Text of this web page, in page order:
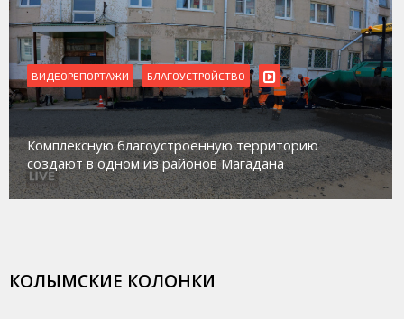
ВИДЕОРЕПОРТАЖИ БЛАГОУСТРОЙСТВО
Комплексную благоустроенную территорию
создают в одном из районов Магадана
КОЛЫМСКИЕ КОЛОНКИ